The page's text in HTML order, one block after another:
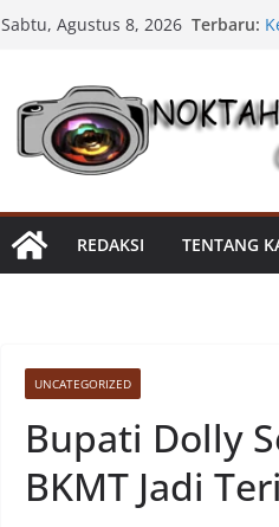
Sabtu, Agustus 8, 2026 Terbaru:
REDAKSI TENTANG
UNCATEGORIZED
Bupati Dolly
BKMT Jadi